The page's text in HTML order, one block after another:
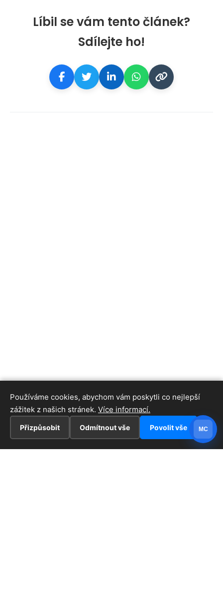
Líbil se vám tento článek?
Sdílejte ho!
Používáme cookies, abychom vám poskytli co nejlepší
zážitek z našich stránek. Více informací.
Přizpůsobit Odmítnout vše Povolit vše MC